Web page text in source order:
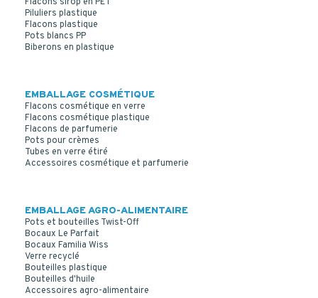
Piluliers plastique
Flacons plastique
Pots blancs PP
Biberons en plastique
EMBALLAGE COSMÉTIQUE
Flacons cosmétique en verre
Flacons cosmétique plastique
Flacons de parfumerie
Pots pour crèmes
Tubes en verre étiré
Accessoires cosmétique et parfumerie
EMBALLAGE AGRO-ALIMENTAIRE
Pots et bouteilles Twist-Off
Bocaux Le Parfait
Bocaux Familia Wiss
Verre recyclé
Bouteilles plastique
Bouteilles d'huile
Accessoires agro-alimentaire